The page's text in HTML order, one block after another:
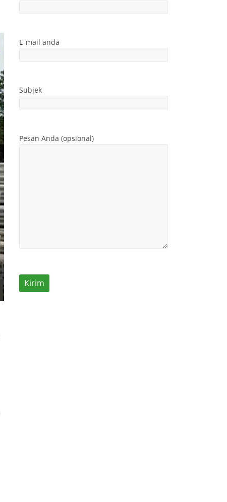
E-mail anda
Subjek
Pesan Anda (opsional)